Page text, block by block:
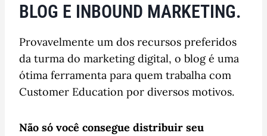
BLOG E INBOUND MARKETING.
Provavelmente um dos recursos preferidos
da turma do marketing digital, o blog é uma
ótima ferramenta para quem trabalha com
Customer Education por diversos motivos.
Não só você consegue distribuir seu